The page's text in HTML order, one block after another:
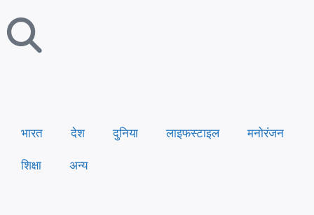
भारत देश दुनिया लाइफस्टाइल मनोरंजन
शिक्षा अन्य